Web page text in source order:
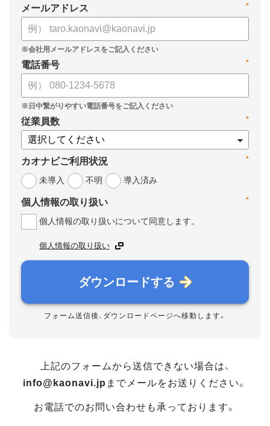
*
メールアドレス
*
電話番号
*
従業員数
*
カオナビご利用状況
未導入
不明 導入済み
*
個人情報の取り扱い
個人情報の取り扱いについて同意します。
個人情報の取り扱い
ダウンロードする
フォーム送信後、ダウンロードページへ移動します。
上記のフォームから送信できない場合は、
info@kaonavi.jp までメールをお送りください。
お電話でのお問い合わせも承っております。